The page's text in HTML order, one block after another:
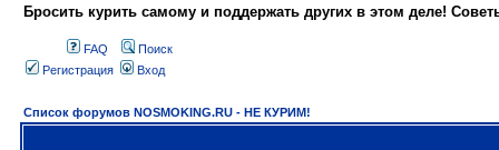
Бросить курить самому и поддержать других в этом деле!
FAQ
Поиск
Регистрация
Вход
Список форумов NOSMOKING.RU - НЕ КУРИМ!